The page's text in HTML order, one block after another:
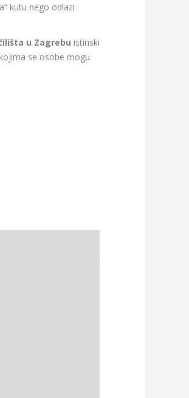
kutu nego odlazi
u Zagrebu istinski
se osobe mogu